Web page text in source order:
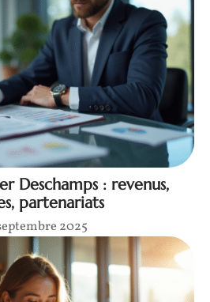
Deschamps : revenus,
partenariats
2025